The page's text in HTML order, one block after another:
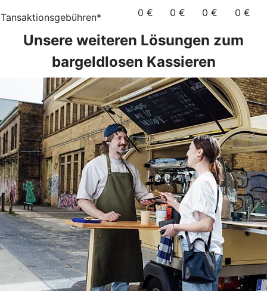
Tansaktionsgebühren* 0 € 0 € 0 € 0 €
Unsere weiteren Lösungen zum
bargeldlosen Kassieren